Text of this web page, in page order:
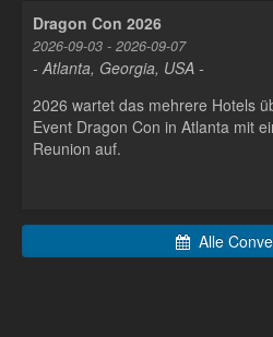
Dragon Con 2026
2026-09-03 - 2026-09-07
- Atlanta, Georgia, USA -
2026 wartet das mehrere Hotels
Event Dragon Con in Atlanta mit
Reunion auf.
Alle